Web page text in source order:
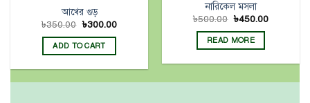
আখের গুড়
৳350.00 ৳300.00
ADD TO CART
নারিকেল মসলা
৳500.00 ৳450.00
READ MORE